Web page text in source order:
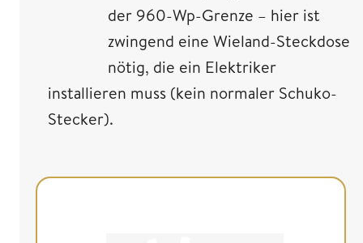
der 960-Wp-Grenze – hier ist
zwingend eine Wieland-Steckdose
nötig, die ein Elektriker
installieren muss (kein normaler Schuko-
Stecker).